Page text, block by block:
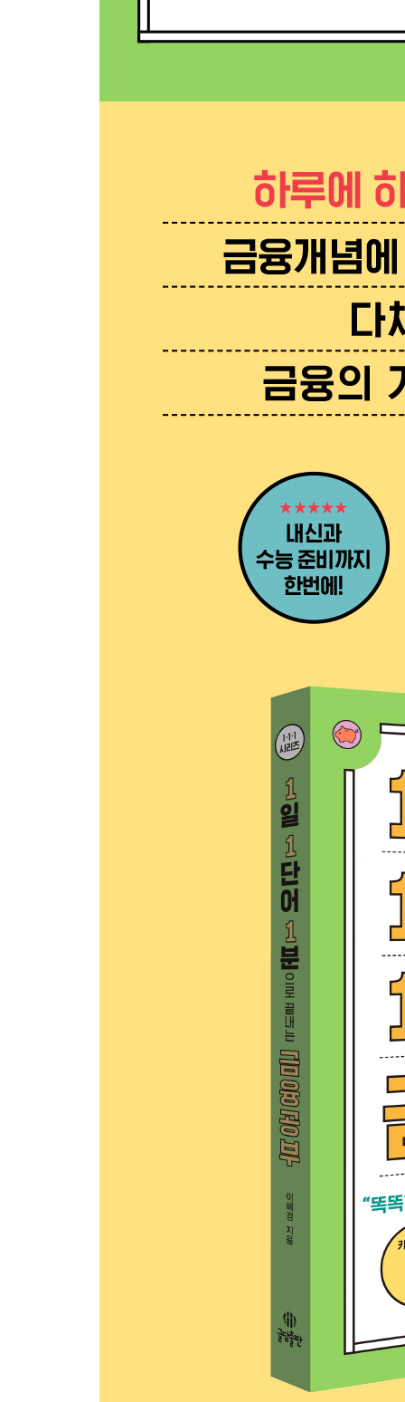
040 필립 피셔 : 성장주 투자의 대가이자 워런 버핏
043 피터 린치 : ‘생활 속 투자 종목 발굴’로 유명한
046 존 보글 : ‘월가의 성인’으로 추앙받은 인덱스
047 조지 소로스 : 헤지 펀드계의 전설, 20세기 최
048 레이 달리오 : 사계절 포트폴리오로 유명한 헤
049 하워드 막스 : 투자의 전설들도 신뢰하는 위험
금융으로 세상 읽기 Ⅳ 금융 생태계를 교란한 최
050 국내 총생산 : 한 나라의 경제 수준은 어떻게
051 경기 종합 지수 : 경제 전체의 경기 상황을 알
052 환율 : 환율은 오르는 게 좋을까, 떨어지는 게
055 소비자 동향 지수와 기업 경기 실사 지수 : 앞
056 주가 지수 : 주가 지수를 보면 국가의 경제 상
057 변동성 지수 : 주식 시장에 위험 경보를 울리는
058 국제 결제 은행 자기 자본 비율 : 내가 거래하
059 일상 속 경기 지표 : 복잡한 지수 없이도 경기
금융으로 세상 읽기 Ⅴ 요즘 10대들은 이렇게 금
060 한국은행 : 은행과 정부는 어디서 돈을 빌릴까?
061 은행 : 오프라인 지점이 없는데도 은행으로 볼
062 증권 회사 : 주식 거래만 도와주는 회사가 아니
063 자산 운용사 : 내 돈을 알아서 투자해 주는 회
064 보험 회사 : 비상시 최후의 보루가 되는 금융 회
065 상호 금융과 종합 금융 : 은행인 듯 은행 아닌
066 저축 은행 : 저축 은행은 은행이 아니라고?
067 벤처 캐피털 : 스타트업에 주로 투자하는 금융
068 여신 전문 금융 회사 : 대출 업무만 하는 금융
069 대부업체 : 대부업체를 쉽게 이용해도 될까?
070 금융 위원회와 금융 감독원 : 잘못하는 금융
071 예금 보험 공사 : 은행이 망했을 때 내 돈을 돌
072 금융 결제원 : 돈은 서로 다른 은행 사이를 어
073 한국 거래소 : 주식 시장을 운영하는 회사는 무
074 신용 평가 회사 : 돈을 잘 갚을 수 있는지 점수
075 금융 관련 협회 : 분야별 금융 회사들이 모이면
076 국제 부흥 개발은행과 국제 통화 기금 : 돈이
금융으로 세상 읽기 Ⅵ 가난한 이들의 자립을 지
077 레버리지 효과 : 투자할 때도 지렛대를 사용한
078 포트폴리오 이론 : 투자한 돈을 잃지 않는 방법
079 효율적 시장 가설과 랜덤워크 가설 : 주가를
080 행동 경제학 이론 : 사람들은 합리적으로 경제
081 다우 이론 : 내 주식 가격이 오를지 내릴지를
082 윔블던 효과 : 우리 행사에서 남 좋은 일만 한다
083 마일스톤 징크스 : 주식 시장에도 징크스가 있
084 뱅크 런 : 은행 재정이 불안할 때 너도나도 돈
금융으로 세상 읽기 Ⅶ 돈을 세탁기에 넣고 돌린다